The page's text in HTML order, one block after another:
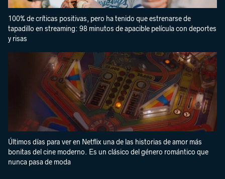
100% de críticas positivas, pero ha tenido que estrenarse de
tapadillo en streaming: 98 minutos de apacible película con deportes
y risas
Últimos días para ver en Netflix una de las historias de amor más
bonitas del cine moderno. Es un clásico del género romántico que
nunca pasa de moda